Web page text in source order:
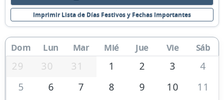
Imprimir Lista de Días Festivos y Fechas Importantes
Dom Lun Mar Mié Jue Vie Sáb
29 30 31 1 2 3
4
5
6 7 8 9 10
11